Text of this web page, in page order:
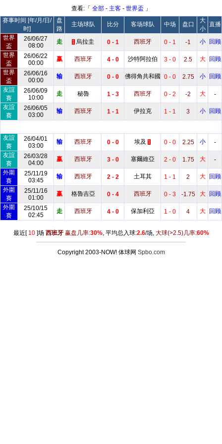
查看:「 全部- 主客- 世界盃 」
赛事时间 [年/月/日/
时]
盘
路
主场球队 比分 客场球队 中场 盘口
大
小
直播
世界
盃
26/06/27
08:00
走 1 烏拉圭 0 - 1 西班牙 0 - 1 -1 小
回顾
世界
盃
26/06/22
00:00
赢 西班牙 4 - 0 沙特阿拉伯 3 - 0 2.5 大
回顾
世界
盃
26/06/16
00:00
输 西班牙 0 - 0 佛得角共和國 0 - 0 2.75 小
回顾
友誼
賽
26/06/09
10:00
走 秘魯 1 - 3 西班牙 0 - 2 -2 大
-
友誼
賽
26/06/05
03:00
输 西班牙 1 - 1 伊拉克 1 - 1 3 小 回顾
友誼
賽
26/04/01
03:00
输 西班牙 0 - 0 埃及 1 0 - 0 2.25 小
-
友誼
賽
26/03/28
04:00
赢 西班牙 3 - 0 塞爾維亞 2 - 0 1.75 大
-
外圍
賽
25/11/19
03:45
输 西班牙 2 - 2 土耳其 1 - 1 2 大
回顾
外圍
賽
25/11/16
01:00
赢 格魯吉亞 0 - 4 西班牙 0 - 3 -1.75 大
回顾
外圍
賽
25/10/15
02:45
走 西班牙 4 - 0 保加利亞 1 - 0 4 大 回顾
最近[ 10]场 西班牙赢盘几率:30%, 平均总入球:2.6/场, 大球(>2.5)几率:60%
Copyright 2003-NOW! 体球网 Spbo.com